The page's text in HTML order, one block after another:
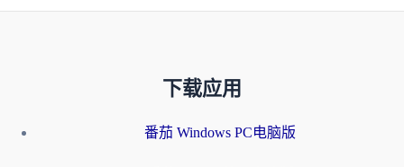
下载应用
番茄 Windows PC电脑版